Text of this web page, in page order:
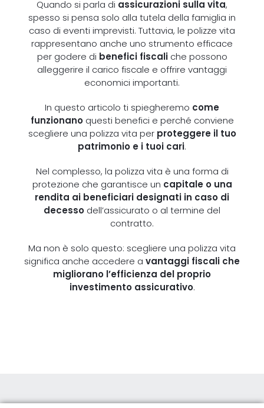
Quando si parla di assicurazioni sulla vita,
spesso si pensa solo alla tutela della famiglia in
caso di eventi imprevisti. Tuttavia, le polizze vita
rappresentano anche uno strumento efficace
per godere di benefici fiscaliche possono
alleggerire il carico fiscale e offrire vantaggi
economici importanti.
In questo articolo ti spiegheremo come
funzionanoquesti benefici e perché conviene
scegliere una polizza vita per proteggere il tuo
patrimonio e i tuoi cari.
Nel complesso, la polizza vita è una forma di
protezione che garantisce un capitale o una
rendita ai beneficiari designati in caso di
decesso dell’assicurato o al termine del
contratto.
Ma non è solo questo: scegliere una polizza vita
significa anche accedere a vantaggi fiscali che
migliorano l’efficienza del proprio
investimento assicurativo.